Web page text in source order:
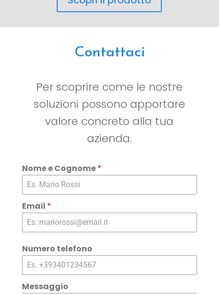
Contattaci
Per scoprire come le nostre
soluzioni possono apportare
valore concreto alla tua
azienda.
Nome e Cognome*
Email *
Numero telefono
Messaggio